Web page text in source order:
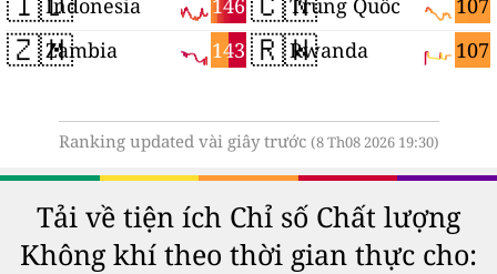
Indonesia
🇿🇲 143
Zambia
Trung Quốc
🇷🇼 107
Rwanda
Ranking updated vài giây trước (8 Th08 2026 19:30)
Tải về tiện ích Chỉ số Chất lượng
Không khí theo thời gian thực cho: